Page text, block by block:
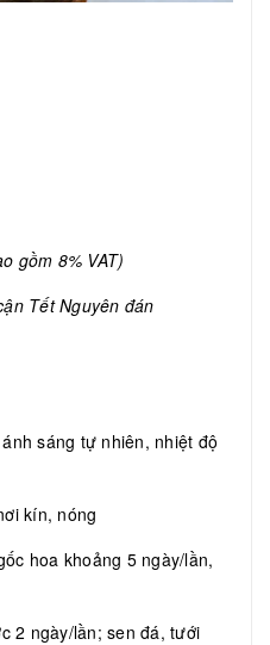
gồm 8% VAT)
Tết Nguyên đán
sáng tự nhiên, nhiệt độ
kín, nóng
hoa khoảng 5 ngày/lần,
2 ngày/lần; sen đá, tưới